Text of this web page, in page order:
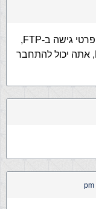
אתה צריך לקבל מחברת האחסון שלך פרטי גישה ב-FTP,
ואז באמצעות תוכנת FTP כמו Filezilla, אתה יכול להתחבר